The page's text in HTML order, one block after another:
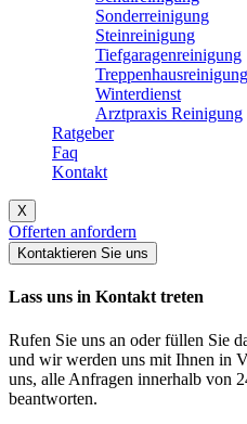
Sonderreinigung
Steinreinigung
Tiefgaragenreinigung
Treppenhausreinigung
Winterdienst
Arztpraxis Reinigung
Ratgeber
Faq
Kontakt
X
Offerten anfordern
Kontaktieren Sie uns
Lass uns in Kontakt treten
Rufen Sie uns an oder füllen Sie
und wir werden uns mit Ihnen in
uns, alle Anfragen innerhalb von
beantworten.